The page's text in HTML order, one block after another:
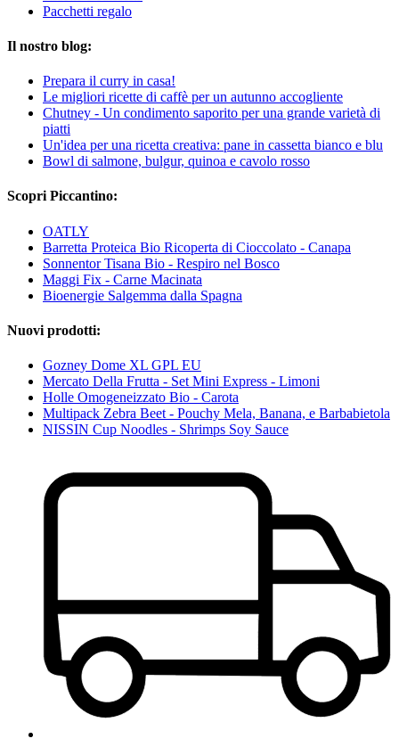
Pacchetti regalo
Il nostro blog:
Prepara il curry in casa!
Le migliori ricette di caffè per un autunno accogliente
Chutney - Un condimento saporito per una grande varietà di
piatti
Un'idea per una ricetta creativa: pane in cassetta bianco e blu
Bowl di salmone, bulgur, quinoa e cavolo rosso
Scopri Piccantino:
OATLY
Barretta Proteica Bio Ricoperta di Cioccolato - Canapa
Sonnentor Tisana Bio - Respiro nel Bosco
Maggi Fix - Carne Macinata
Bioenergie Salgemma dalla Spagna
Nuovi prodotti:
Gozney Dome XL GPL EU
Mercato Della Frutta - Set Mini Express - Limoni
Holle Omogeneizzato Bio - Carota
Multipack Zebra Beet - Pouchy Mela, Banana, e Barbabietola
NISSIN Cup Noodles - Shrimps Soy Sauce